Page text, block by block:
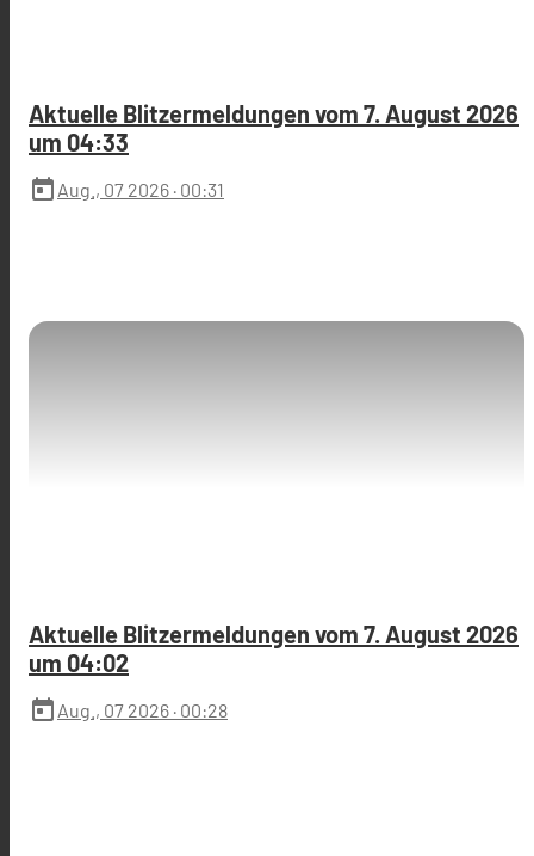
Aktuelle Blitzermeldungen vom 7. August 2026
um 04:33
today Aug., 07 2026 · 00:31
Aktuelle Blitzermeldungen vom 7. August 2026
um 04:02
today Aug., 07 2026 · 00:28